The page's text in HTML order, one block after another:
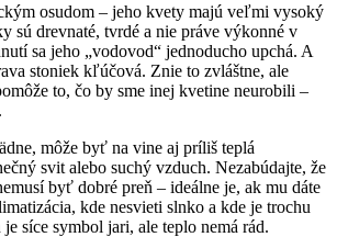
osudom – jeho kvety majú veľmi vysoký
sú drevnaté, tvrdé a nie práve výkonné v
sa jeho „vodovod“ jednoducho upchá. A
stoniek kľúčová. Znie to zvláštne, ale
to, čo by sme inej kvetine neurobili –
môže byť na vine aj príliš teplá
svit alebo suchý vzduch. Nezabúdajte, že
byť dobré preň – ideálne je, ak mu dáte
kde nesvieti slnko a kde je trochu
síce symbol jari, ale teplo nemá rád.